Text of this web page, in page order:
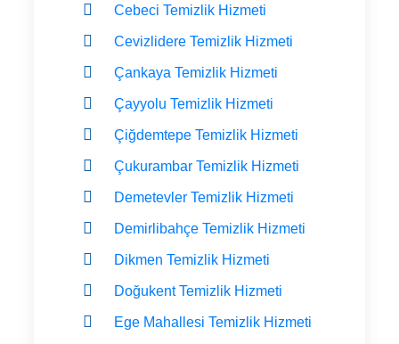
Cebeci Temizlik Hizmeti
Cevizlidere Temizlik Hizmeti
Çankaya Temizlik Hizmeti
Çayyolu Temizlik Hizmeti
Çiğdemtepe Temizlik Hizmeti
Çukurambar Temizlik Hizmeti
Demetevler Temizlik Hizmeti
Demirlibahçe Temizlik Hizmeti
Dikmen Temizlik Hizmeti
Doğukent Temizlik Hizmeti
Ege Mahallesi Temizlik Hizmeti